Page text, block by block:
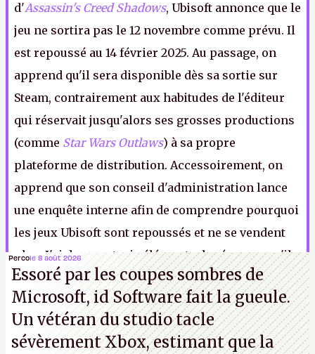
d'Assassin's Creed Shadows, Ubisoft annonce que le
jeu ne sortira pas le 12 novembre comme prévu. Il
est repoussé au 14 février 2025. Au passage, on
apprend qu'il sera disponible dès sa sortie sur
Steam, contrairement aux habitudes de l'éditeur
qui réservait jusqu'alors ses grosses productions
(comme Star Wars Outlaws) à sa propre
plateforme de distribution. Accessoirement, on
apprend que son conseil d'administration lance
une enquête interne afin de comprendre pourquoi
les jeux Ubisoft sont repoussés et ne se vendent
plus. J'ai deux ou trois éléments de réponse, qu'ils
n'hésitent pas à me contacter par texto.A.
Percole 8 août 2026
Essoré par les coupes sombres de
Microsoft, id Software fait la gueule.
Un vétéran du studiotacle
sévèrement Xbox, estimant que la